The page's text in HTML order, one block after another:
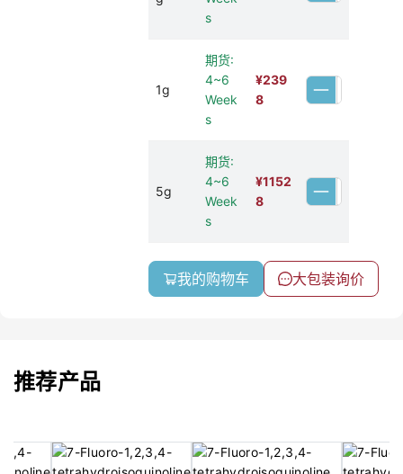
s
1g
期货:
4~6
Week
s
¥239
8
5g
期货:
4~6
Week
s
¥1152
8
我的购物车 大包装询价
推荐产品